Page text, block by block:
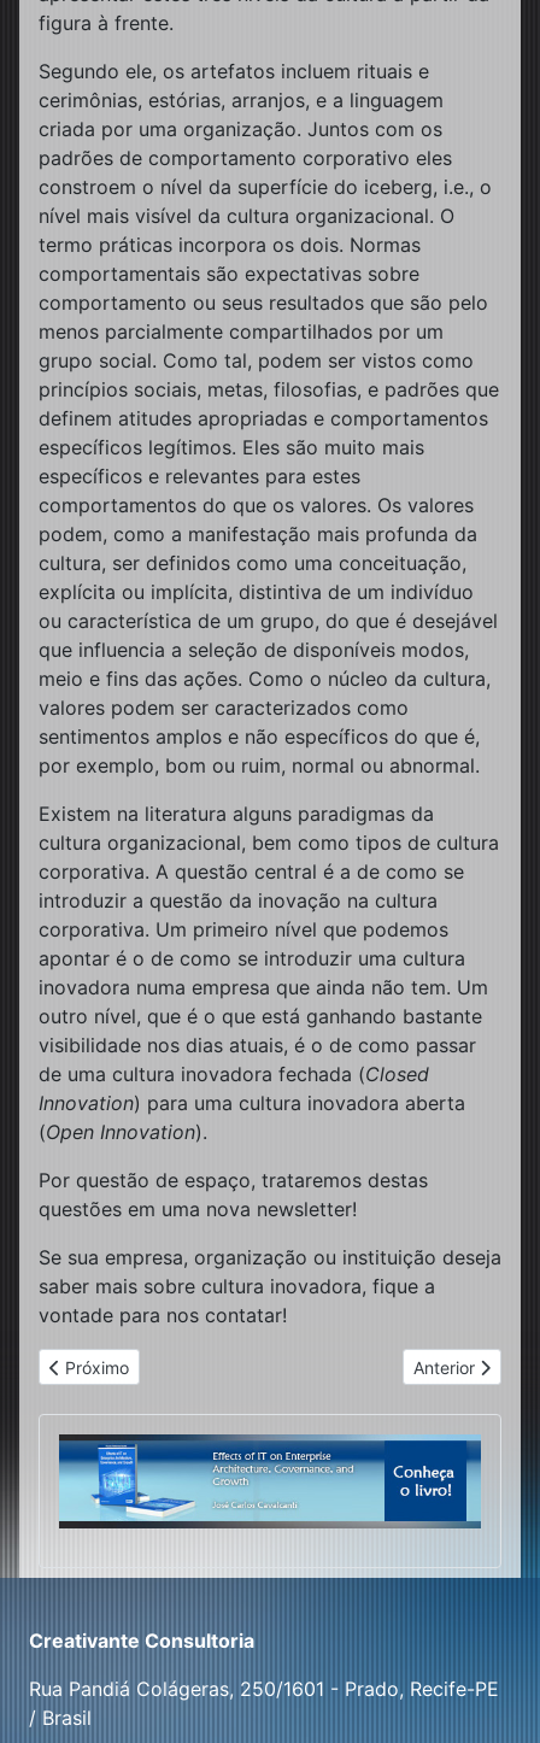
figura à frente.
Segundo ele, os artefatos incluem rituais e
cerimônias, estórias, arranjos, e a linguagem
criada por uma organização. Juntos com os
padrões de comportamento corporativo eles
constroem o nível da superfície do iceberg, i.e., o
nível mais visível da cultura organizacional. O
termo práticas incorpora os dois. Normas
comportamentais são expectativas sobre
comportamento ou seus resultados que são pelo
menos parcialmente compartilhados por um
grupo social. Como tal, podem ser vistos como
princípios sociais, metas, filosofias, e padrões que
definem atitudes apropriadas e comportamentos
específicos legítimos. Eles são muito mais
específicos e relevantes para estes
comportamentos do que os valores. Os valores
podem, como a manifestação mais profunda da
cultura, ser definidos como uma conceituação,
explícita ou implícita, distintiva de um indivíduo
ou característica de um grupo, do que é desejável
que influencia a seleção de disponíveis modos,
meio e fins das ações. Como o núcleo da cultura,
valores podem ser caracterizados como
sentimentos amplos e não específicos do que é,
por exemplo, bom ou ruim, normal ou abnormal.
Existem na literatura alguns paradigmas da
cultura organizacional, bem como tipos de cultura
corporativa. A questão central é a de como se
introduzir a questão da inovação na cultura
corporativa. Um primeiro nível que podemos
apontar é o de como se introduzir uma cultura
inovadora numa empresa que ainda não tem. Um
outro nível, que é o que está ganhando bastante
visibilidade nos dias atuais, é o de como passar
de uma cultura inovadora fechada (Closed
Innovation) para uma cultura inovadora aberta
(Open Innovation).
Por questão de espaço, trataremos destas
questões em uma nova newsletter!
Se sua empresa, organização ou instituição deseja
saber mais sobre cultura inovadora, fique a
vontade para nos contatar!
Artigo anterior: A Cultura de Inovação Importa? (II Parte)
Próximo Próximo artigo:
Anterior
Creativante Consultoria
Rua Pandiá Colágeras, 250/1601 - Prado, Recife-PE
/ Brasil